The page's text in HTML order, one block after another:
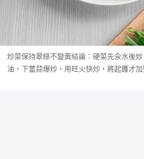
炒菜保持翠綠不變黃結論︰硬菜先汆水後
油，下薑蒜爆炒，用旺火快炒，將起鑊才